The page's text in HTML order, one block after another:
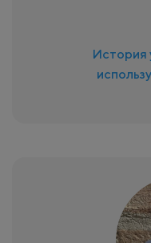
История